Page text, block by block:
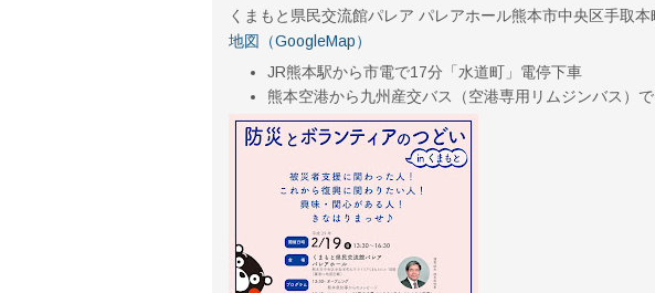
くまもと県民交流館パレア パレアホール熊本市中央区手取
地図（GoogleMap）
JR熊本駅から市電で17分「水道町」電停下車
熊本空港から九州産交バス（空港専用リムジンバス）